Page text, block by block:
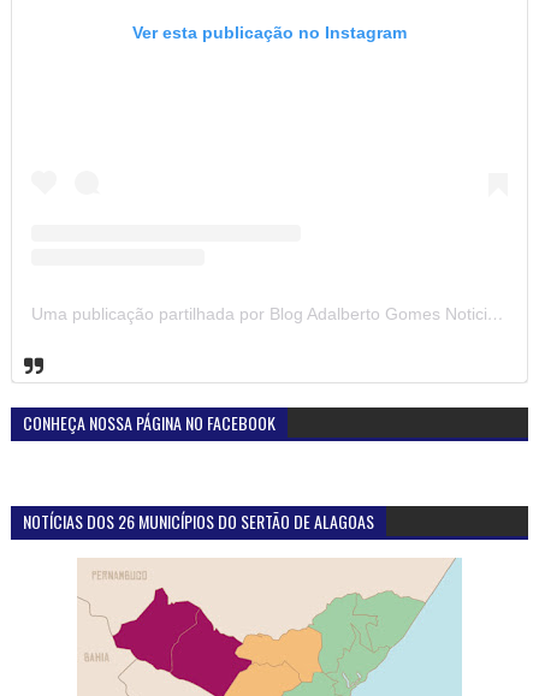
Ver esta publicação no Instagram
Uma publicação partilhada por Blog Adalberto Gomes Noticias (@blogadalbertogomesnoticiass)
CONHEÇA NOSSA PÁGINA NO FACEBOOK
NOTÍCIAS DOS 26 MUNICÍPIOS DO SERTÃO DE ALAGOAS